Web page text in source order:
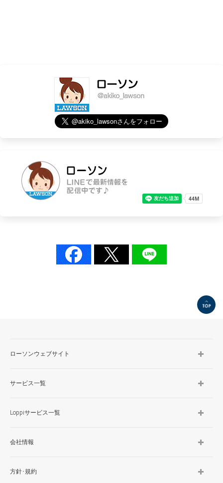
ローソンウェブサイト
サービス一覧
Loppiサービス一覧
会社情報
方針･規約